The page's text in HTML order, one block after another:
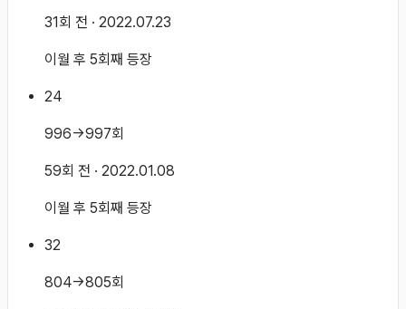
31회 전 · 2022.07.23
이월 후 5회째 등장
24
996→997회
59회 전 · 2022.01.08
이월 후 5회째 등장
32
804→805회